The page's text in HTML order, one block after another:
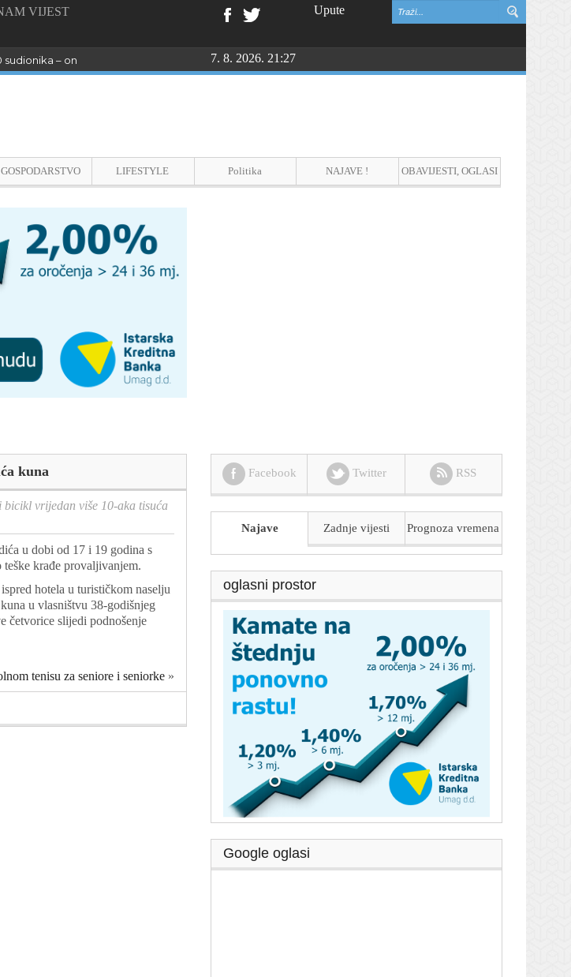
VIJEST
Upute
– online prijave do 26. kolovoza7. 8. 2026. 21:27
GOSPODARSTVO LIFESTYLE Politika NAJAVE ! OBAVIJESTI, OGLASI
kuna
vrijedan više 10-aka tisuća
u dobi od 17 i 19 godina s
krađe provaljivanjem.
hotela u turističkom naselju
u vlasništvu 38-godišnjeg
četvorice slijedi podnošenje
tenisu za seniore i seniorke »
Facebook Twitter RSS
Najave Zadnje vijesti Prognoza vremena
oglasni prostor
Google oglasi